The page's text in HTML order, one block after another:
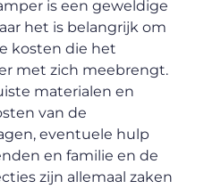
is een geweldige
het is belangrijk om
kosten die het
met zich meebrengt.
materialen en
van de
eventuele hulp
en familie en de
zijn allemaal zaken